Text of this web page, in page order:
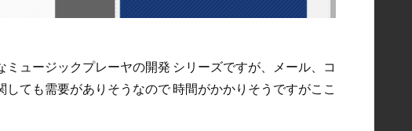
ュージックプレーヤの開発 シリーズですが、メール、コ
ても需要がありそうなので 時間がかかりそうですがここ